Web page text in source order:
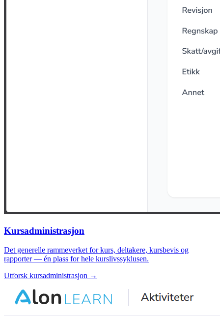
Kursadministrasjon
Det generelle rammeverket for kurs, deltakere, kursbevis og
rapporter — én plass for hele kurslivssyklusen.
Utforsk kursadministrasjon →